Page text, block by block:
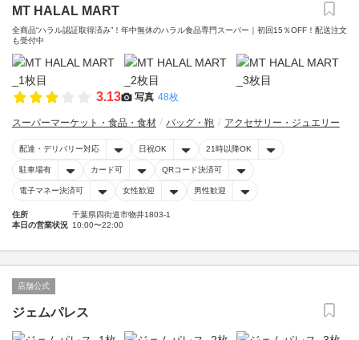
MT HALAL MART
全商品“ハラル認証取得済み”！年中無休のハラル食品専門スーパー｜初回15％OFF！配送注文
も受付中
3.13 写真 48枚
スーパーマーケット・食品・食材 バッグ・鞄 アクセサリー・ジュエリー
配達・デリバリー対応 日祝OK 21時以降OK
駐車場有 カード可 QRコード決済可
電子マネー決済可 女性歓迎 男性歓迎
住所
千葉県四街道市物井1803-1
本日の営業状況 10:00〜22:00
店舗公式
ジェムパレス